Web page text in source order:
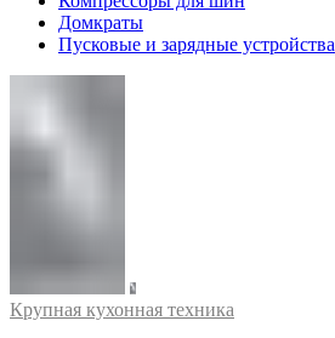
Домкраты
Пусковые и зарядные устройства
Крупная кухонная техника